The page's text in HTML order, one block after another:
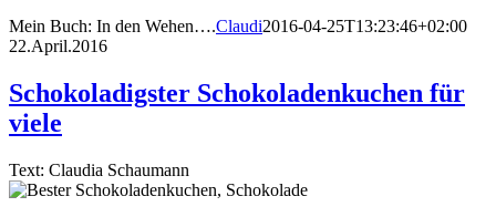
Mein Buch: In den Wehen….Claudi2016-04-25T13:23:46+02:00
22.April.2016
Schokoladigster Schokoladenkuchen für
viele
Text: Claudia Schaumann